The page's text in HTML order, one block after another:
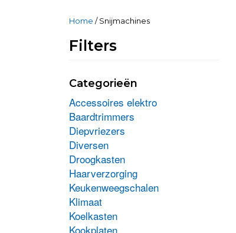
Home / Snijmachines
Filters
Categorieën
Accessoires elektro
Baardtrimmers
Diepvriezers
Diversen
Droogkasten
Haarverzorging
Keukenweegschalen
Klimaat
Koelkasten
Kookplaten